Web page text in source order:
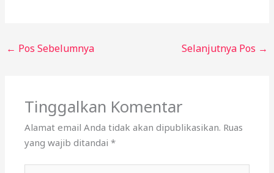
← Pos Sebelumnya Selanjutnya Pos →
Tinggalkan Komentar
Alamat email Anda tidak akan dipublikasikan. Ruas
yang wajib ditandai*